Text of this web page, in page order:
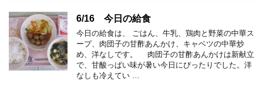
6/16 今日の給食
今日の給食は、 ごはん、牛乳、鶏肉と野菜の中華ス
ープ、肉団子の甘酢あんかけ、キャベツの中華炒
め、洋なしです。 肉団子の甘酢あんかけは新献立
で、甘酸っぱい味が暑い今日にぴったりでした。洋
なしも冷えてい …